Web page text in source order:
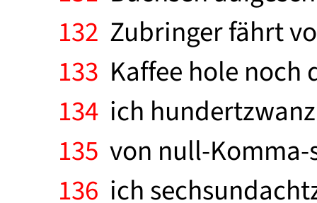
132 Zubringer fährt
133 Kaffee hole noch
134 ich
135 von null-
136 ich